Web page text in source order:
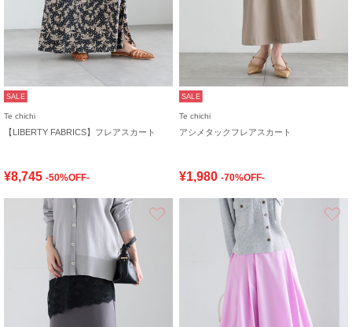
SALE
Te chichi
【LIBERTY FABRICS】フレアスカート
¥8,745 -50%OFF-
SALE
Te chichi
アシメタックフレアスカート
¥1,980 -70%OFF-